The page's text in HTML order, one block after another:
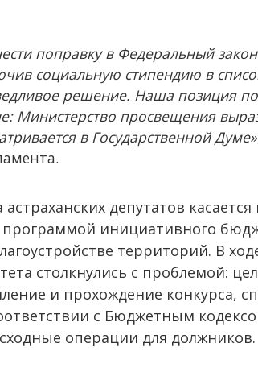
поправку в Федеральный
социальную стипендию в
решение. Наша позиция
Министерство просвещения
в Государственной Думе»
депутатов
программой инициативного
территорий. В
столкнулись с проблемой:
и прохождение конкурса,
с Бюджетным
операции для должников.